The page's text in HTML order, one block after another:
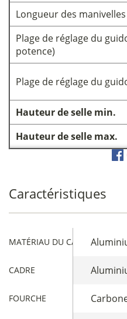
Longueur des manivelles
Plage de réglage du
potence)
Plage de réglage du
Hauteur de selle min.
Hauteur de selle max.
Caractéristiques
MATÉRIAU DU CADRE
CADRE
FOURCHE